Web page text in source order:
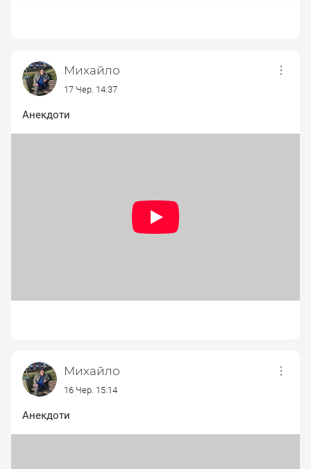
Михайло
17 Чер. 14:37
Анекдоти
Михайло
16 Чер. 15:14
Анекдоти